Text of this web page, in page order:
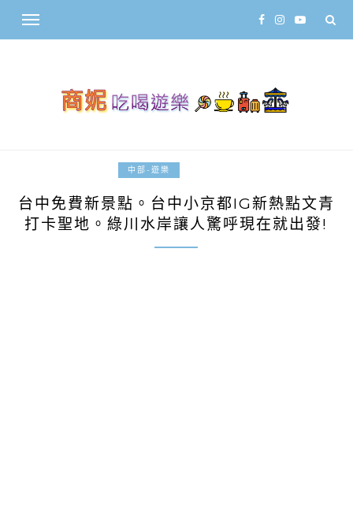
中部-遊樂
台中免費新景點。台中小京都IG新熱點文青
打卡聖地。綠川水岸讓人驚呼現在就出發!